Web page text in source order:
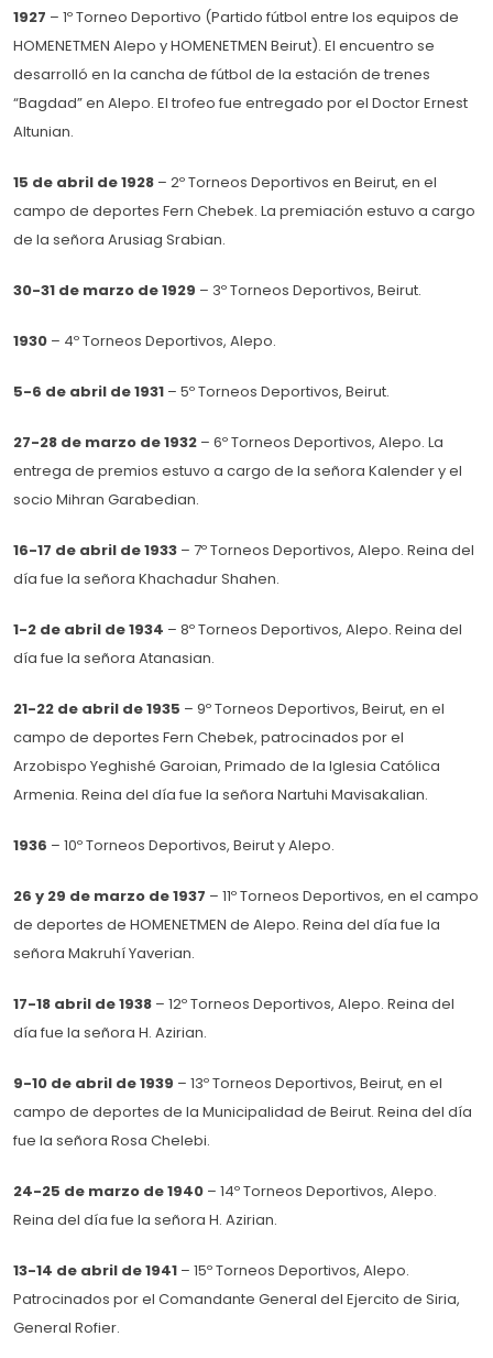
1927 – 1º Torneo Deportivo (Partido fútbol entre los equipos de
HOMENETMEN Alepo y HOMENETMEN Beirut). El encuentro se
desarrolló en la cancha de fútbol de la estación de trenes
“Bagdad” en Alepo. El trofeo fue entregado por el Doctor Ernest
Altunian.
15 de abril de 1928 – 2º Torneos Deportivos en Beirut, en el
campo de deportes Fern Chebek. La premiación estuvo a cargo
de la señora Arusiag Srabian.
30-31 de marzo de 1929 – 3º Torneos Deportivos, Beirut.
1930 – 4º Torneos Deportivos, Alepo.
5-6 de abril de 1931 – 5º Torneos Deportivos, Beirut.
27-28 de marzo de 1932 – 6º Torneos Deportivos, Alepo. La
entrega de premios estuvo a cargo de la señora Kalender y el
socio Mihran Garabedian.
16-17 de abril de 1933 – 7º Torneos Deportivos, Alepo. Reina del
día fue la señora Khachadur Shahen.
1-2 de abril de 1934 – 8º Torneos Deportivos, Alepo. Reina del
día fue la señora Atanasian.
21-22 de abril de 1935 – 9º Torneos Deportivos, Beirut, en el
campo de deportes Fern Chebek, patrocinados por el
Arzobispo Yeghishé Garoian, Primado de la Iglesia Católica
Armenia. Reina del día fue la señora Nartuhi Mavisakalian.
1936 – 10º Torneos Deportivos, Beirut y Alepo.
26 y 29 de marzo de 1937 – 11º Torneos Deportivos, en el campo
de deportes de HOMENETMEN de Alepo. Reina del día fue la
señora Makruhí Yaverian.
17-18 abril de 1938 – 12º Torneos Deportivos, Alepo. Reina del
día fue la señora H. Azirian.
9-10 de abril de 1939 – 13º Torneos Deportivos, Beirut, en el
campo de deportes de la Municipalidad de Beirut. Reina del día
fue la señora Rosa Chelebi.
24-25 de marzo de 1940 – 14º Torneos Deportivos, Alepo.
Reina del día fue la señora H. Azirian.
13-14 de abril de 1941 – 15º Torneos Deportivos, Alepo.
Patrocinados por el Comandante General del Ejercito de Siria,
General Rofier.